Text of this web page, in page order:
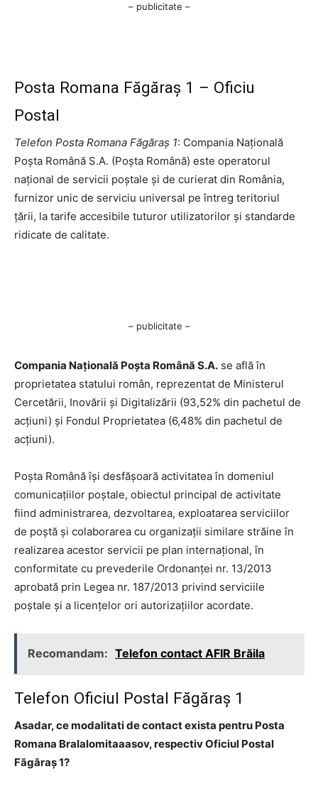
– publicitate –
Posta Romana Făgăraş 1 – Oficiu
Postal
Telefon Posta Romana Făgăraş 1: Compania Națională
Poșta Română S.A. (Poșta Română) este operatorul
național de servicii poștale și de curierat din România,
furnizor unic de serviciu universal pe întreg teritoriul
țării, la tarife accesibile tuturor utilizatorilor și standarde
ridicate de calitate.
– publicitate –
Compania Națională Poşta Română S.A. se află în
proprietatea statului român, reprezentat de Ministerul
Cercetării, Inovării şi Digitalizării (93,52% din pachetul de
acţiuni) şi Fondul Proprietatea (6,48% din pachetul de
acţiuni).
Poşta Română îşi desfăşoară activitatea în domeniul
comunicaţiilor poştale, obiectul principal de activitate
fiind administrarea, dezvoltarea, exploatarea serviciilor
de poştă şi colaborarea cu organizaţii similare străine în
realizarea acestor servicii pe plan internaţional, în
conformitate cu prevederile Ordonanţei nr. 13/2013
aprobată prin Legea nr. 187/2013 privind serviciile
poştale şi a licenţelor ori autorizaţiilor acordate.
Recomandam: Telefon contact AFIR Brăila
Telefon Oficiul Postal Făgăraş 1
Asadar, ce modalitati de contact exista pentru Posta
Romana BraIalomitaaasov, respectiv Oficiul Postal
Făgăraş 1?